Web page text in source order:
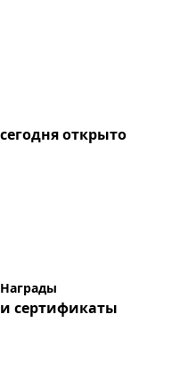
сегодняоткрыто
Награды
и сертификаты